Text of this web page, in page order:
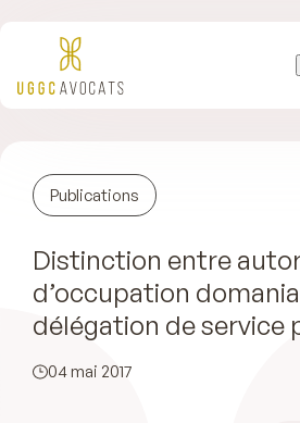
Publications
Distinction entre
d’occupation
délégation de service
04 mai 2017